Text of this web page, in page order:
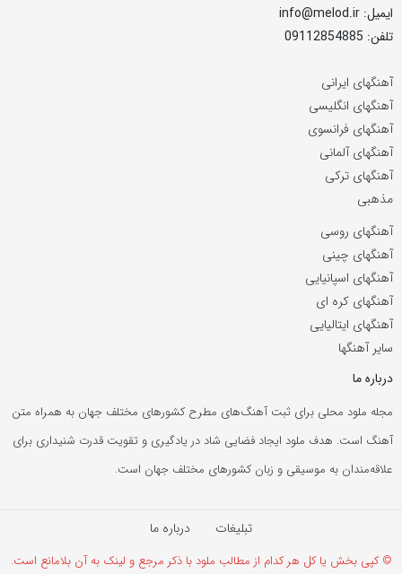
ایمیل: info@melod.ir
تلفن: 09112854885
آهنگهای ایرانی
آهنگهای انگلیسی
آهنگهای فرانسوی
آهنگهای آلمانی
آهنگهای ترکی
مذهبی
آهنگهای روسی
آهنگهای چینی
آهنگهای اسپانیایی
آهنگهای کره ای
آهنگهای ایتالیایی
سایر آهنگها
درباره ما
مجله ملود محلی برای ثبت آهنگ‌های مطرح کشورهای مختلف جهان به همراه متن
آهنگ است. هدف ملود ایجاد فضایی شاد در یادگیری و تقویت قدرت شنیداری برای
علاقه‌مندان به موسیقی و زبان کشورهای مختلف جهان است.
تبلیغات درباره ما
© کپی بخش یا کل هر کدام از مطالب ملود با ذکر مرجع و لینک به آن بلامانع است.